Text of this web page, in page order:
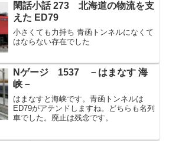
閑話小話 273 北海道の物流を支
えた ED79
小さくても力持ち 青函トンネルになくて
はならない存在でした
Nゲージ 1537 －はまなす 海
峡－
はまなすと海峡です。青函トンネルは
ED79がアテンドしますね。どちらも名列
車でした。廃止は残念です。